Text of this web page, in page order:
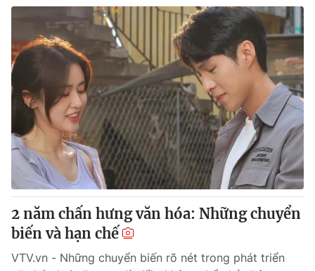
2 năm chấn hưng văn hóa: Những chuyển
biến và hạn chế
VTV.vn - Những chuyển biến rõ nét trong phát triển